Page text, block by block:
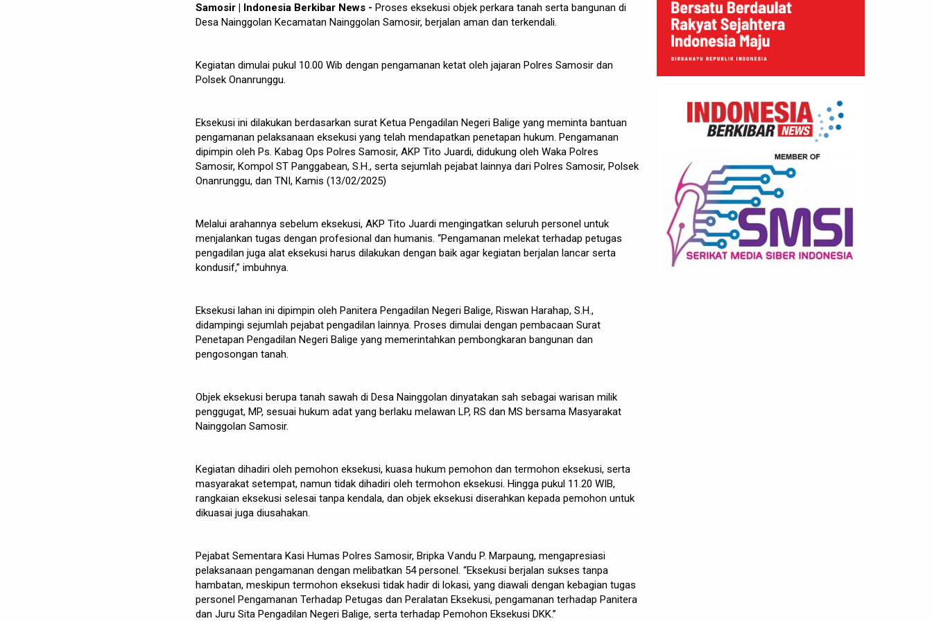
Samosir | Indonesia Berkibar News - Proses eksekusi objek perkara tanah serta bangunan di
Desa Nainggolan Kecamatan Nainggolan Samosir, berjalan aman dan terkendali.
Kegiatan dimulai pukul 10.00 Wib dengan pengamanan ketat oleh jajaran Polres Samosir dan
Polsek Onanrunggu.
Eksekusi ini dilakukan berdasarkan surat Ketua Pengadilan Negeri Balige yang meminta bantuan
pengamanan pelaksanaan eksekusi yang telah mendapatkan penetapan hukum. Pengamanan
dipimpin oleh Ps. Kabag Ops Polres Samosir, AKP Tito Juardi, didukung oleh Waka Polres
Samosir, Kompol ST Panggabean, S.H., serta sejumlah pejabat lainnya dari Polres Samosir, Polsek
Onanrunggu, dan TNI, Kamis (13/02/2025)
Melalui arahannya sebelum eksekusi, AKP Tito Juardi mengingatkan seluruh personel untuk
menjalankan tugas dengan profesional dan humanis. “Pengamanan melekat terhadap petugas
pengadilan juga alat eksekusi harus dilakukan dengan baik agar kegiatan berjalan lancar serta
kondusif,” imbuhnya.
Eksekusi lahan ini dipimpin oleh Panitera Pengadilan Negeri Balige, Riswan Harahap, S.H.,
didampingi sejumlah pejabat pengadilan lainnya. Proses dimulai dengan pembacaan Surat
Penetapan Pengadilan Negeri Balige yang memerintahkan pembongkaran bangunan dan
pengosongan tanah.
Objek eksekusi berupa tanah sawah di Desa Nainggolan dinyatakan sah sebagai warisan milik
penggugat, MP, sesuai hukum adat yang berlaku melawan LP, RS dan MS bersama Masyarakat
Nainggolan Samosir.
Kegiatan dihadiri oleh pemohon eksekusi, kuasa hukum pemohon dan termohon eksekusi, serta
masyarakat setempat, namun tidak dihadiri oleh termohon eksekusi. Hingga pukul 11.20 WIB,
rangkaian eksekusi selesai tanpa kendala, dan objek eksekusi diserahkan kepada pemohon untuk
dikuasai juga diusahakan.
Pejabat Sementara Kasi Humas Polres Samosir, Bripka Vandu P. Marpaung, mengapresiasi
pelaksanaan pengamanan dengan melibatkan 54 personel. “Eksekusi berjalan sukses tanpa
hambatan, meskipun termohon eksekusi tidak hadir di lokasi, yang diawali dengan kebagian tugas
personel Pengamanan Terhadap Petugas dan Peralatan Eksekusi, pengamanan terhadap Panitera
dan Juru Sita Pengadilan Negeri Balige, serta terhadap Pemohon Eksekusi DKK.”